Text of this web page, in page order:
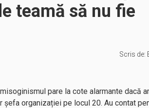
teamă să nu fie
Scris de:
pare la cote alarmante dacă
organizației pe locul 20. Au contat